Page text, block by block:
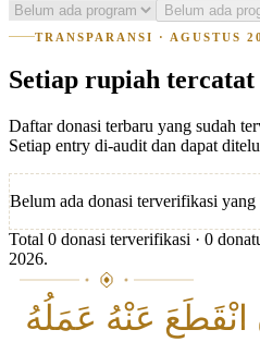
Belum ada
TRANSPARANSI · AGUSTUS
Setiap rupiah
Daftar donasi terbaru yang sudah
Setiap entry di-audit dan dapat
Belum ada donasi terverifikasi yang
Total 0 donasi terverifikasi · 0
2026.
انْقَطَعَ عَنْهُ عَمَلُهُ